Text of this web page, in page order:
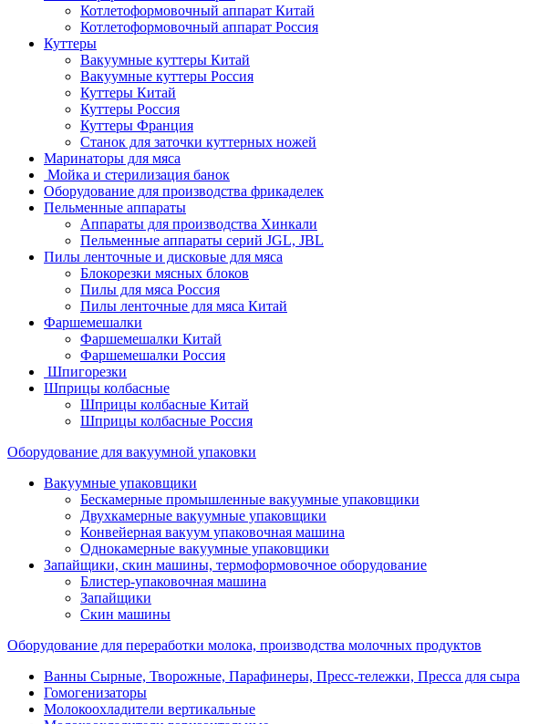
Котлетоформовочный аппарат Китай
Котлетоформовочный аппарат Россия
Куттеры
Вакуумные куттеры Китай
Вакуумные куттеры Россия
Куттеры Китай
Куттеры Россия
Куттеры Франция
Станок для заточки куттерных ножей
Маринаторы для мяса
Мойка и стерилизация банок
Оборудование для производства фрикаделек
Пельменные аппараты
Аппараты для производства Хинкали
Пельменные аппараты серий JGL, JBL
Пилы ленточные и дисковые для мяса
Блокорезки мясных блоков
Пилы для мяса Россия
Пилы ленточные для мяса Китай
Фаршемешалки
Фаршемешалки Китай
Фаршемешалки Россия
Шпигорезки
Шприцы колбасные
Шприцы колбасные Китай
Шприцы колбасные Россия
Оборудование для вакуумной упаковки
Вакуумные упаковщики
Бескамерные промышленные вакуумные упаковщики
Двухкамерные вакуумные упаковщики
Конвейерная вакуум упаковочная машина
Однокамерные вакуумные упаковщики
Запайщики, скин машины, термоформовочное оборудование
Блистер-упаковочная машина
Запайщики
Скин машины
Оборудование для переработки молока, производства молочных продуктов
Ванны Сырные, Творожные, Парафинеры, Пресс-тележки, Пресса для сыра
Гомогенизаторы
Молокоохладители вертикальные